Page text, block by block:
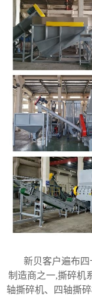
新贝客户遍布四
制造商之一,撕碎机
轴撕碎机、四轴撕碎